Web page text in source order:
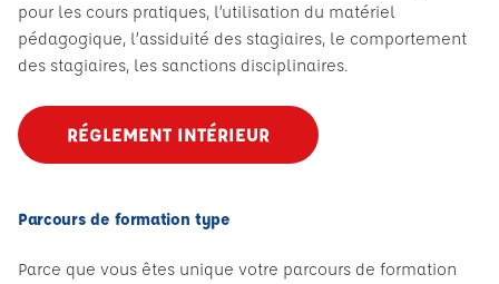
pour les cours pratiques, l’utilisation du matériel
pédagogique, l’assiduité des stagiaires, le comportement
des stagiaires, les sanctions disciplinaires.
RÉGLEMENT INTÉRIEUR
Parcours de formation type
Parce que vous êtes unique votre parcours de formation